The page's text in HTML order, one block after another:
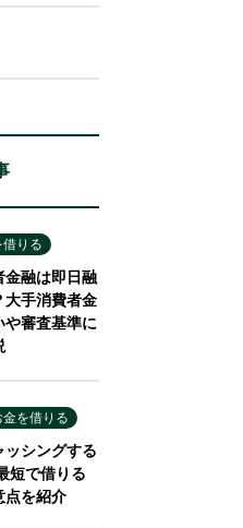
りる
金融は即日融
大手消費者金
や審査基準に
を借りる
ッシングする
短で借りる
点を紹介